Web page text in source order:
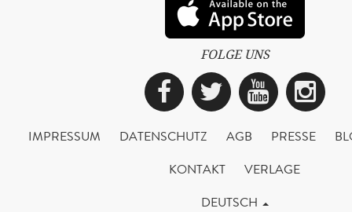
FOLGE UNS
Facebook
Twitter
IMPRESSUM DATENSCHUTZ AGB PRESSE
KONTAKT
VERLAGE
DEUTSCH